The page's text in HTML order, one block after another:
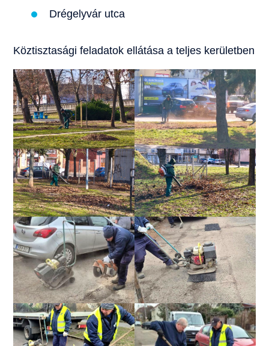
Drégelyvár utca
Köztisztasági feladatok ellátása a teljes kerületben